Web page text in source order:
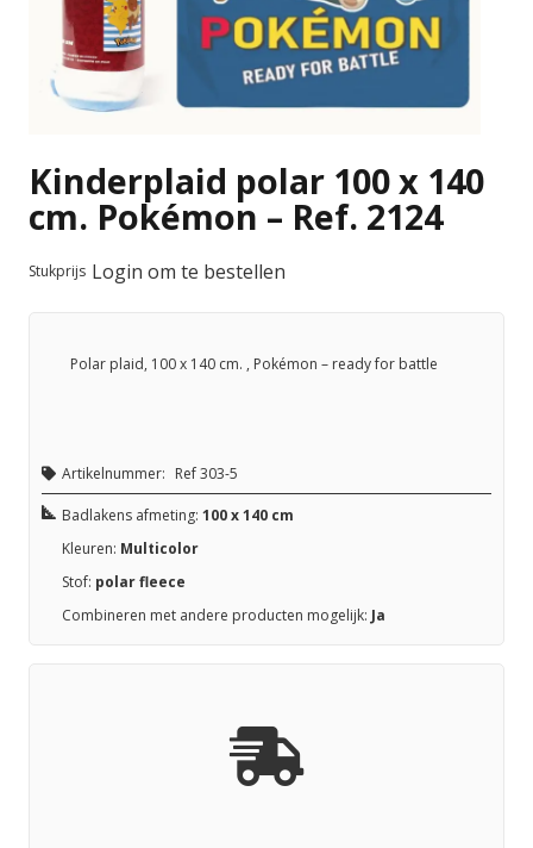
Kinderplaid polar 100 x 140
cm. Pokémon – Ref. 2124
Stukprijs Login om te bestellen
Polar plaid, 100 x 140 cm. , Pokémon – ready for battle
Artikelnummer: Ref 303-5
Badlakens afmeting: 100 x 140 cm
Kleuren: Multicolor
Stof: polar fleece
Combineren met andere producten mogelijk: Ja